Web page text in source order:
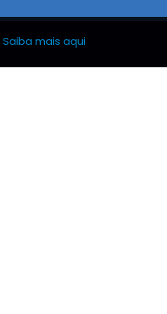
Saiba mais aqui